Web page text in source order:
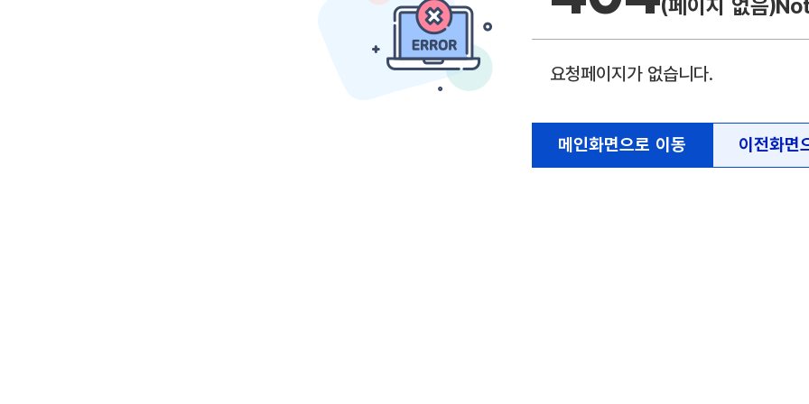
(페이지 없음)
요청페이지가 없습니다.
메인화면으로 이동 이전화면